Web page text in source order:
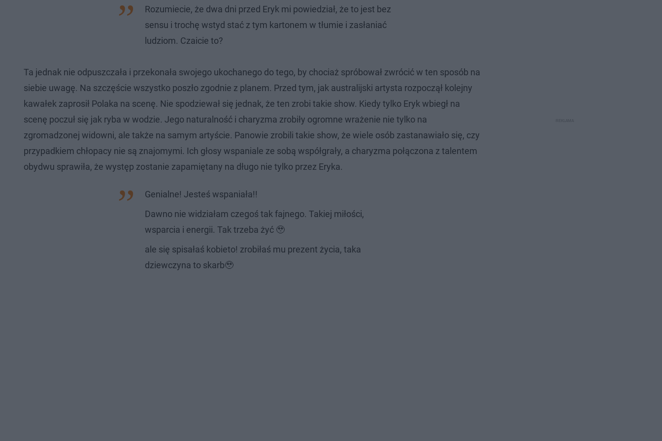
Rozumiecie, że dwa dni przed Eryk mi powiedział, że to jest bez
sensu i trochę wstyd stać z tym kartonem w tłumie i zasłaniać
ludziom. Czaicie to?
Ta jednak nie odpuszczała i przekonała swojego ukochanego do tego, by chociaż spróbował zwrócić w ten sposób na
siebie uwagę. Na szczęście wszystko poszło zgodnie z planem. Przed tym, jak australijski artysta rozpoczął kolejny
kawałek zaprosił Polaka na scenę. Nie spodziewał się jednak, że ten zrobi takie show. Kiedy tylko Eryk wbiegł na
scenę poczuł się jak ryba w wodzie. Jego naturalność i charyzma zrobiły ogromne wrażenie nie tylko na
zgromadzonej widowni, ale także na samym artyście. Panowie zrobili takie show, że wiele osób zastanawiało się, czy
przypadkiem chłopacy nie są znajomymi. Ich głosy wspaniale ze sobą współgrały, a charyzma połączona z talentem
obydwu sprawiła, że występ zostanie zapamiętany na długo nie tylko przez Eryka.
Genialne! Jesteś wspaniała!!
Dawno nie widziałam czegoś tak fajnego. Takiej miłości,
wsparcia i energii. Tak trzeba żyć 🥹
ale się spisałaś kobieto! zrobiłaś mu prezent życia, taka
dziewczyna to skarb🥹